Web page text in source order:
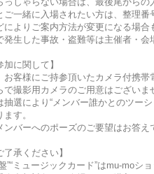
一緒に入場されたい方は、整理番
よりご案内方法が変更になる場合
生した事故・盗難等は主催者・
加に関して】
お客様にご持参頂いたカメラ付携
で撮影用カメラのご用意はございま
抽選により“メンバー誰かとのツー
す。
ンバーへのポーズのご要望はお答え
了承ください】
”“ミュージックカード”はmu-moシ